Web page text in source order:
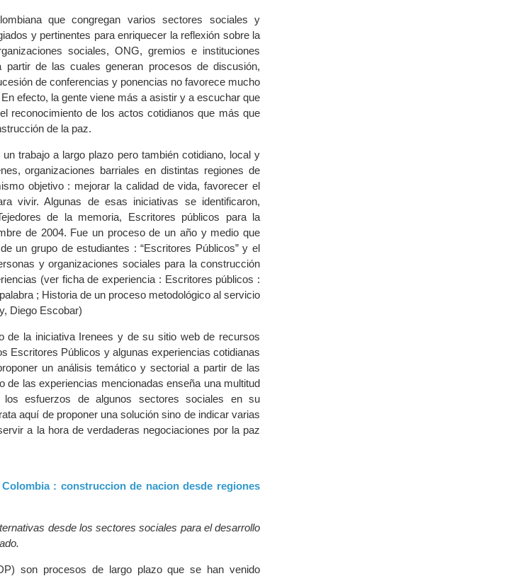
que congregan varios sectores sociales y
y pertinentes para enriquecer la reflexión sobre la
sociales, ONG, gremios e instituciones
de las cuales generan procesos de discusión,
de conferencias y ponencias no favorece mucho
efecto, la gente viene más a asistir y a escuchar que
reconocimiento de los actos cotidianos que más que
de la paz.
trabajo a largo plazo pero también cotidiano, local y
organizaciones barriales en distintas regiones de
objetivo : mejorar la calidad de vida, favorecer el
vivir. Algunas de esas iniciativas se identificaron,
de la memoria, Escritores públicos para la
de 2004. Fue un proceso de un año y medio que
un grupo de estudiantes : “Escritores Públicos” y el
y organizaciones sociales para la construcción
(ver ficha de experiencia : Escritores públicos :
; Historia de un proceso metodológico al servicio
Diego Escobar)
de la iniciativa Irenees y de su sitio web de recursos
Escritores Públicos y algunas experiencias cotidianas
un análisis temático y sectorial a partir de las
de las experiencias mencionadas enseña una multitud
esfuerzos de algunos sectores sociales en su
aquí de proponer una solución sino de indicar varias
a la hora de verdaderas negociaciones por la paz
: construccion de nacion desde regiones
desde los sectores sociales para el desarrollo
son procesos de largo plazo que se han venido